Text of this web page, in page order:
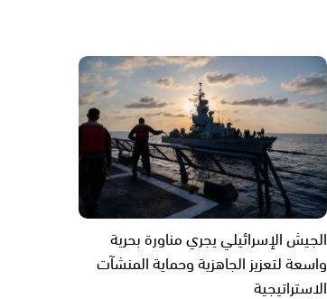
الجيش الإسرائيلي يجري مناورة بحرية
واسعة لتعزيز الجاهزية وحماية المنشآت
الاستراتيجية